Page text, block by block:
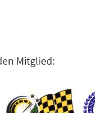
Mitglied: